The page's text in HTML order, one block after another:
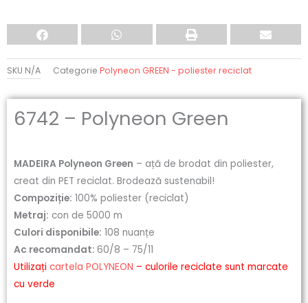
SKU N/A Categorie Polyneon GREEN - poliester reciclat
6742 – Polyneon Green
MADEIRA Polyneon Green – ață de brodat din poliester,
creat din PET reciclat. Brodează sustenabil!
Compoziție: 100% poliester (reciclat)
Metraj: con de 5000 m
Culori disponibile: 108 nuanțe
Ac recomandat: 60/8 – 75/11
Utilizați cartela POLYNEON – culorile reciclate sunt marcate
cu verde